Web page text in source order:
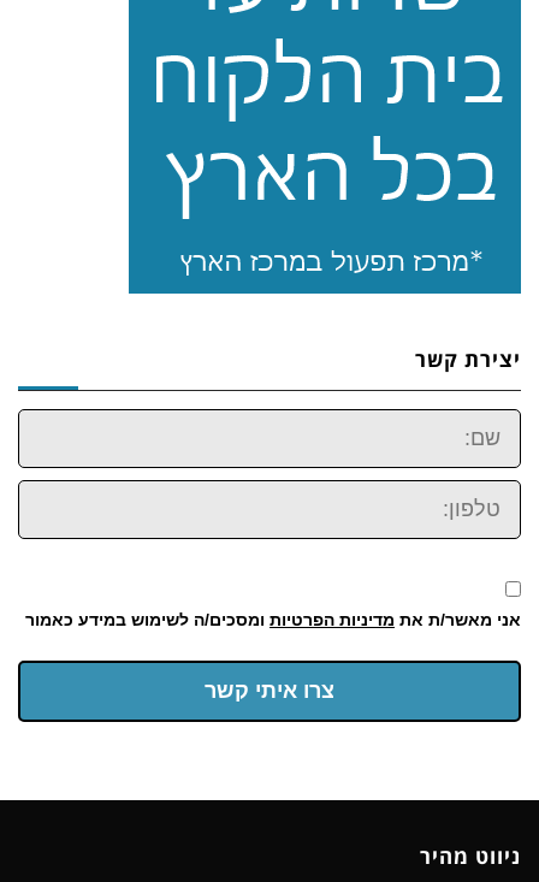
יצירת קשר
שם:
טלפון:
אני מאשר/ת את מדיניות הפרטיות ומסכים/ה לשימוש במידע כאמור
צרו איתי קשר
ניווט מהיר